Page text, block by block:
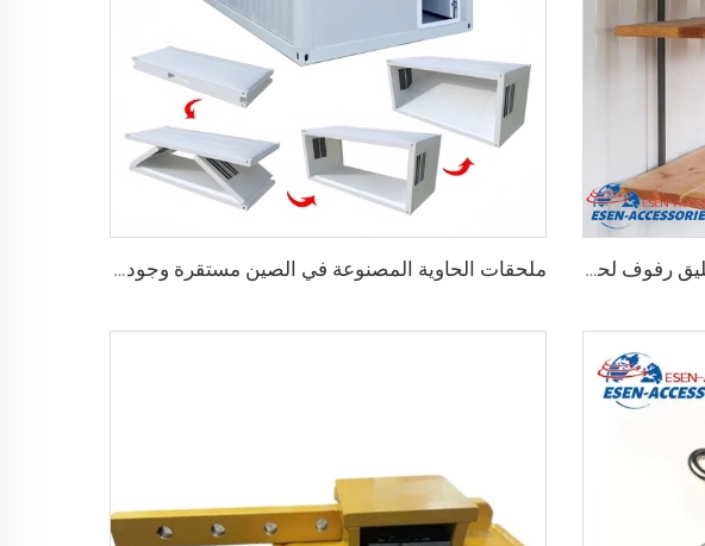
رفوف عالية الجودة لحاويات الشحن تعليق رفوف لحاويات الشحن البحرية ملحقات الحاوية المصنوعة في الصين مستقرة وجودتها عالية، منزل حاوية قابل للطي مسبقاً